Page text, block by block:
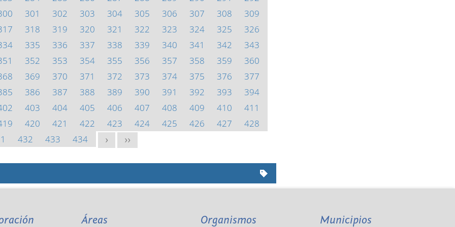
301 302 303 304 305 306 307 308
309
318 319 320 321 322 323 324 325
326
335 336 337 338 339 340 341 342
343
352 353 354 355 356 357 358 359
360
369 370 371 372 373 374 375 376
377
386 387 388 389 390 391 392 393
394
403 404 405 406 407 408 409 410
411
420 421 422 423 424 425 426 427
428
432 433 434 > >>
Áreas Organismos Municipios